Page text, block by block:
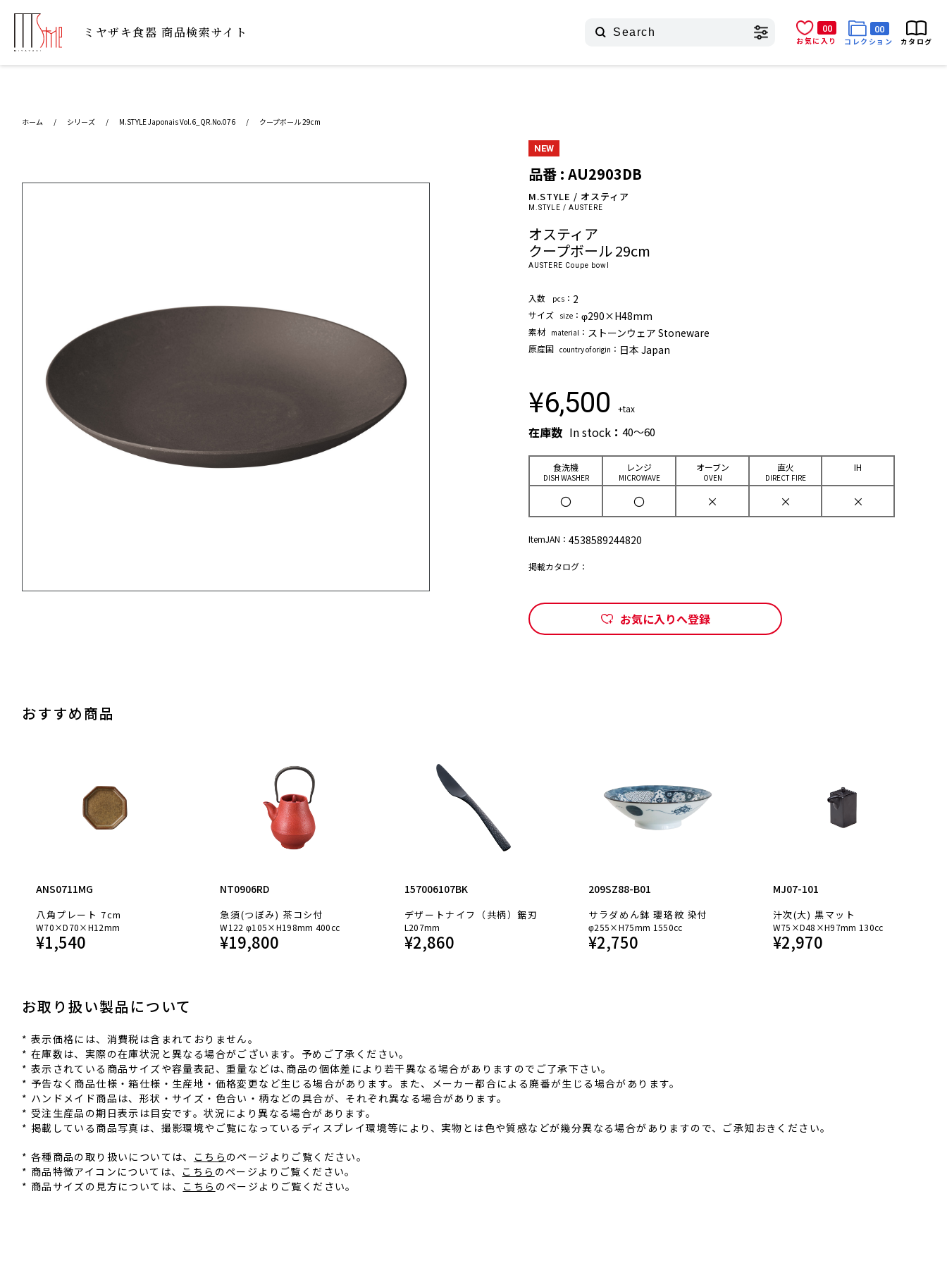
ミヤザキ⾷器 商品検索サイト
00
お気に入り
00
コレクション
カタログ
ホーム / シリーズ / M.STYLE Japonais Vol.6_QR.No.076 / クープボール 29cm
NEW
品番 : AU2903DB
M.STYLE / オスティア
M.STYLE / AUSTERE
オスティア
クープボール 29cm
AUSTERE Coupe bowl
⼊数 pcs ： 2
サイズ size ：φ290×H48mm
素材 material ： ストーンウェア Stoneware
原産国 country of origin ： 日本 Japan
¥6,500 +tax
在庫数 In stock ：40～60
⾷洗機
DISH WASHER
レンジ
MICROWAVE
オーブン
OVEN
直⽕
DIRECT FIRE
IH
〇 〇 × × ×
ItemJAN：4538589244820
掲載カタログ：
お気に入りへ登録
おすすめ商品
ANS0711MG
八角プレート 7cm
W70×D70×H12mm
¥1,540
NT0906RD
急須(つぼみ) 茶コシ付
W122 φ105×H198mm 400cc
¥19,800
157006107BK
デザートナイフ（共柄）鋸刃
L207mm
¥2,860
209SZ88-B01
サラダめん鉢 瓔珞紋 染付
φ255×H75mm 1550cc
¥2,750
MJ07-101
汁次(大) 黒マット
W75×D48×H97mm 130cc
¥2,970
お取り扱い製品について
* 表⽰価格には、消費税は含まれておりません。
* 在庫数は、実際の在庫状況と異なる場合がございます。予めご了承ください。
* 表⽰されている商品サイズや容量表記、重量などは､商品の個体差により若⼲異なる場合がありますのでご了承下さい。
* 予告なく商品仕様‧箱仕様‧⽣産地‧価格変更など⽣じる場合があります。また、メーカー都合による廃番が⽣じる場合があります。
* ハンドメイド商品は、形状‧サイズ‧⾊合い‧柄などの具合が、それぞれ異なる場合があります。
* 受注⽣産品の期⽇表⽰は⽬安です。状況により異なる場合があります。
* 掲載している商品写真は、撮影環境やご覧になっているディスプレイ環境等により、実物とは⾊や質感などが幾分異なる場合がありますので、ご承知おきください。
* 各種商品の取り扱いについては、 こちら のページよりご覧ください。
* 商品特徴アイコンについては、 こちら のページよりご覧ください。
* 商品サイズの見方については、 こちら のページよりご覧ください。